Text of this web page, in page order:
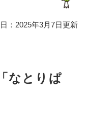
：2025年3月7日更新
なとりぱ